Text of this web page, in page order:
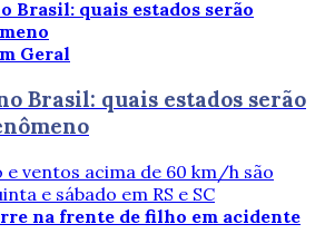
Geral
Brasil: quais estados serão
ventos acima de 60 km/h são
e sábado em RS e SC